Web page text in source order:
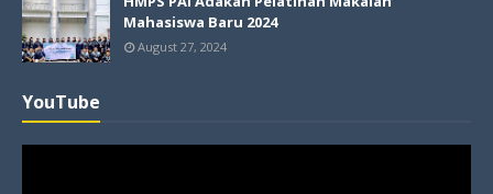
Mahasiswa Baru 2024
August 27, 2024
YouTube